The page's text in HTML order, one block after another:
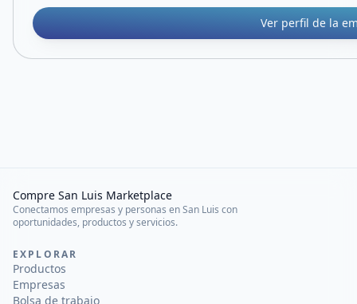
Ver perfil de la
Compre San Luis Marketplace
Conectamos empresas y personas en San Luis con
oportunidades, productos y servicios.
EXPLORAR
Productos
Empresas
Bolsa de trabajo